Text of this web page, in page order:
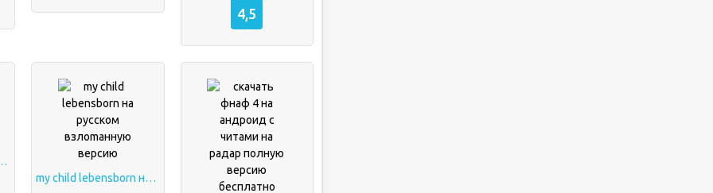
4,5
версию
my child lebensborn на русском взлоmанную версию